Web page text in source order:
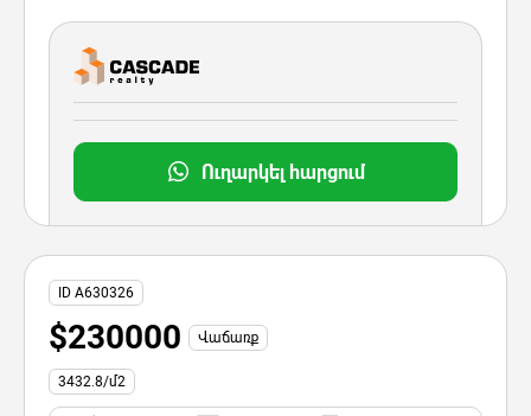
Ուղարկել հարցում
ID A630326
$230000 Վաճառք
3432.8/մ2